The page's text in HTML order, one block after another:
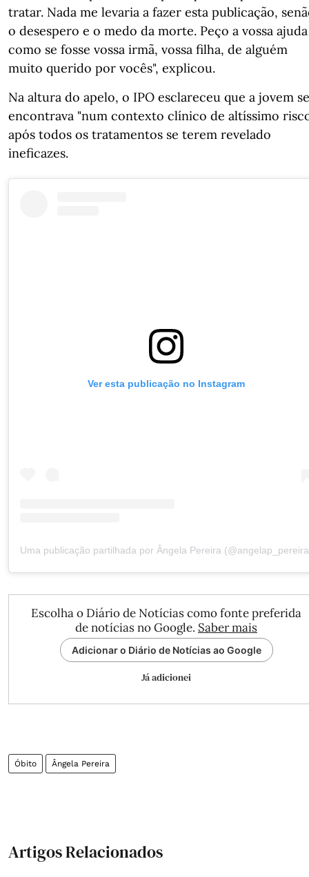
tratar. Nada me levaria a fazer esta publicação,
o desespero e o medo da morte. Peço a vossa ajuda
como se fosse vossa irmã, vossa filha, de alguém
muito querido por vocês", explicou.
Na altura do apelo, o IPO esclareceu que a jovem se
encontrava "num contexto clínico de altíssimo
após todos os tratamentos se terem revelado
ineficazes.
Ver esta publicação no Instagram
Uma publicação partilhada por Ângela Pereira
Escolha o Diário de Notícias como fonte preferida
de notícias no Google. Saber mais
Adicionar o Diário de Notícias ao Google
Já adicionei
Óbito Ângela Pereira
Artigos Relacionados